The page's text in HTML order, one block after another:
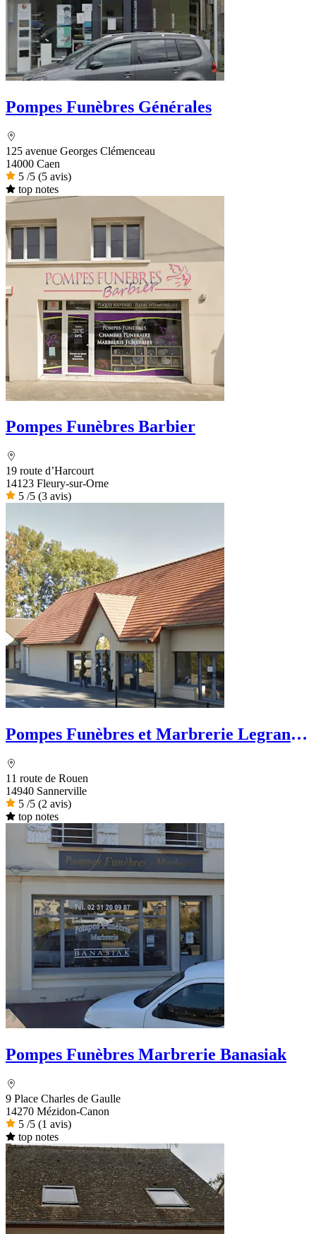
Pompes Funèbres Générales
125 avenue Georges Clémenceau
14000 Caen
5 /5 (5 avis)
top notes
Pompes Funèbres Barbier
19 route d’Harcourt
14123 Fleury-sur-Orne
5 /5 (3 avis)
Pompes Funèbres et Marbrerie Legrand -
11 route de Rouen
14940 Sannerville
5 /5 (2 avis)
top notes
Pompes Funèbres Marbrerie Banasiak
9 Place Charles de Gaulle
14270 Mézidon-Canon
5 /5 (1 avis)
top notes